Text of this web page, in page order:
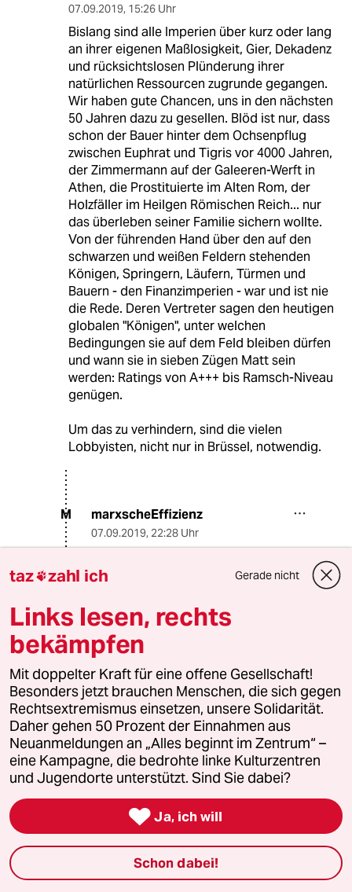
07.09.2019, 15:26 Uhr
Bislang sind alle Imperien über kurz oder lang
an ihrer eigenen Maßlosigkeit, Gier, Dekadenz
und rücksichtslosen Plünderung ihrer
natürlichen Ressourcen zugrunde gegangen.
Wir haben gute Chancen, uns in den nächsten
50 Jahren dazu zu gesellen. Blöd ist nur, dass
schon der Bauer hinter dem Ochsenpflug
zwischen Euphrat und Tigris vor 4000 Jahren,
der Zimmermann auf der Galeeren-Werft in
Athen, die Prostituierte im Alten Rom, der
Holzfäller im Heilgen Römischen Reich... nur
das überleben seiner Familie sichern wollte.
Von der führenden Hand über den auf den
schwarzen und weißen Feldern stehenden
Königen, Springern, Läufern, Türmen und
Bauern - den Finanzimperien - war und ist nie
die Rede. Deren Vertreter sagen den heutigen
globalen "Königen", unter welchen
Bedingungen sie auf dem Feld bleiben dürfen
und wann sie in sieben Zügen Matt sein
werden: Ratings von A+++ bis Ramsch-Niveau
genügen.
Um das zu verhindern, sind die vielen
Lobbyisten, nicht nur in Brüssel, notwendig.
M marxscheEffizienz
07.09.2019, 22:28 Uhr
Jein, die von Ihnen beschriebenen
Krieges um Dominanz der einzelnen
Wirtschaftssysteme.
Einfach ausgedrückt: Keiner hatte
mehr Bock am Erhalt des Systems
wegen fehlender ideologisch-
ökonomischer Grundlage und daher
ist das schrott gegangen.
Glauben Sie ja nicht, dass bei
Aufkommen eines alternativen
Finanzsystemes inklusive neuer
Abhängigkeiten diese nicht um alles
zittern.
Alle Personen der "führenden Hand"
sind machtlos ohne Abhängige.
Die Lobbyisten sind nur
taz zahl ich Gerade nicht
Links lesen, rechts
bekämpfen
Mit doppelter Kraft für eine offene Gesellschaft!
Besonders jetzt brauchen Menschen, die sich gegen
Rechtsextremismus einsetzen, unsere Solidarität.
Daher gehen 50 Prozent der Einnahmen aus
Neuanmeldungen an „Alles beginnt im Zentrum“ –
eine Kampagne, die bedrohte linke Kulturzentren
und Jugendorte unterstützt. Sind Sie dabei?
 Ja, ich will
Schon dabei!